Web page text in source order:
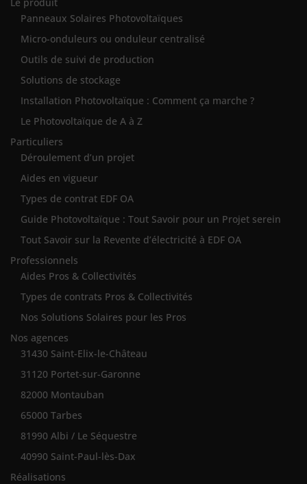
Panneaux Solaires Photovoltaïques
Micro-onduleurs ou onduleur centralisé
Outils de suivi de production
Solutions de stockage
Installation Photovoltaïque : Comment ça marche ?
Le Photovoltaïque de A à Z
Particuliers
Déroulement d’un projet
Aides en vigueur
Types de contrat EDF OA
Guide Photovoltaïque : Tout Savoir pour un Projet serein
Tout Savoir sur la Revente d’électricité à EDF OA
Professionnels
Aides Pros & Collectivités
Types de contrats Pros & Collectivités
Nos Solutions Solaires pour les Pros
Nos agences
31430 Saint-Elix-le-Château
31120 Portet-sur-Garonne
82000 Montauban
65000 Tarbes
81990 Albi / Le Séquestre
40990 Saint-Paul-lès-Dax
Réalisations